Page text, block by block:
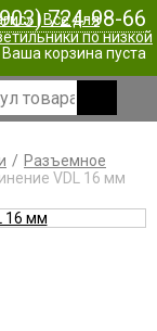
724-98-66
Ваша корзина пуста
Разъемное
VDL 16 мм